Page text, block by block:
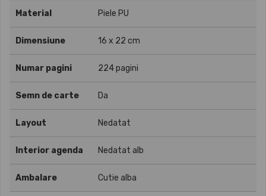
Material Piele PU
Dimensiune 16 x 22 cm
Numar pagini 224 pagini
Semn de carte Da
Layout Nedatat
Interior agenda Nedatat alb
Ambalare Cutie alba